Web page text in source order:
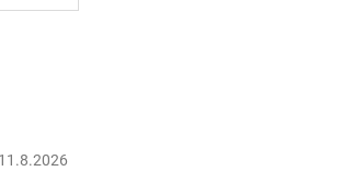
11.8.2026